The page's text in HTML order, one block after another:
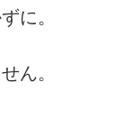
に。
ん。